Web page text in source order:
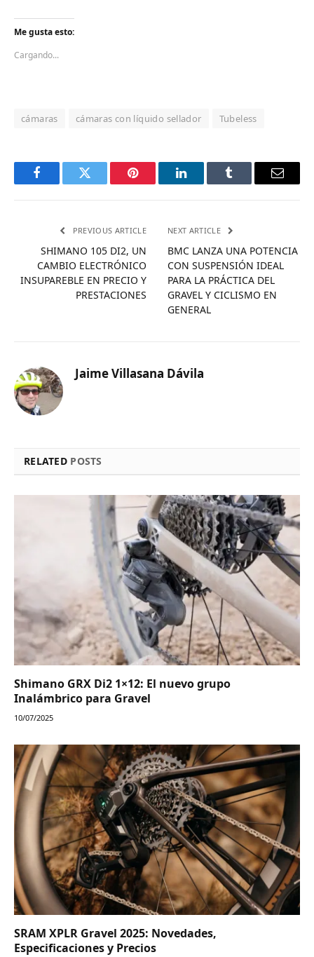
Me gusta esto:
Cargando...
cámaras cámaras con líquido sellador Tubeless
FacebookTwitter Pinterest LinkedInTumblr Email
PREVIOUS ARTICLE
SHIMANO 105 DI2, UN
CAMBIO ELECTRÓNICO
INSUPAREBLE EN PRECIO Y
PRESTACIONES
NEXT ARTICLE
BMC LANZA UNA POTENCIA
CON SUSPENSIÓN IDEAL
PARA LA PRÁCTICA DEL
GRAVEL Y CICLISMO EN
GENERAL
Jaime Villasana Dávila
RELATED POSTS
Shimano GRX Di2 1×12: El nuevo grupo
Inalámbrico para Gravel
10/07/2025
SRAM XPLR Gravel 2025: Novedades,
Especificaciones y Precios